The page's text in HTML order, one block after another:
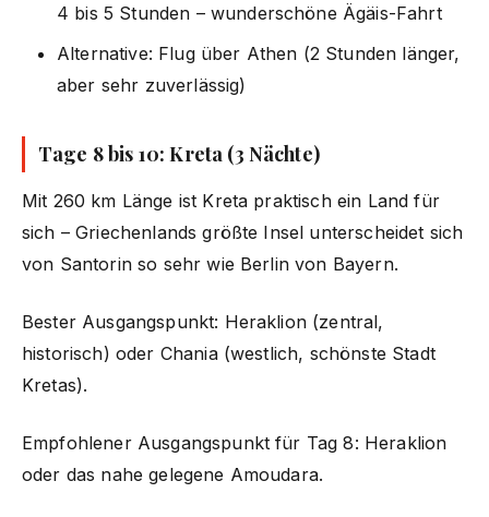
4 bis 5 Stunden – wunderschöne Ägäis-Fahrt
Alternative: Flug über Athen (2 Stunden länger,
aber sehr zuverlässig)
Tage 8 bis 10: Kreta (3 Nächte)
Mit 260 km Länge ist Kreta praktisch ein Land für
sich – Griechenlands größte Insel unterscheidet sich
von Santorin so sehr wie Berlin von Bayern.
Bester Ausgangspunkt: Heraklion (zentral,
historisch) oder Chania (westlich, schönste Stadt
Kretas).
Empfohlener Ausgangspunkt für Tag 8: Heraklion
oder das nahe gelegene Amoudara.